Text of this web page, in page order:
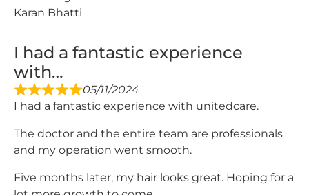
Karan Bhatti
I had a fantastic experience
with…
05/11/2024
I had a fantastic experience with unitedcare.
The doctor and the entire team are professionals
and my operation went smooth.
Five months later, my hair looks great. Hoping for a